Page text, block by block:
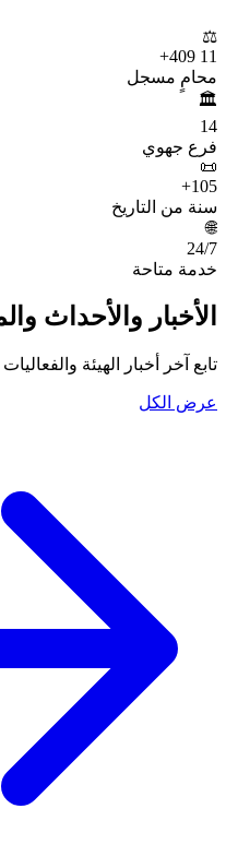
⚖️
11 409
+
محامٍ مسجل
🏛️
14
فرع جهوي
📜
105
+
سنة من التاريخ
🌐
24/7
خدمة متاحة
الأخبار والأحداث
تابع آخر أخبار الهيئة
عرض الكل